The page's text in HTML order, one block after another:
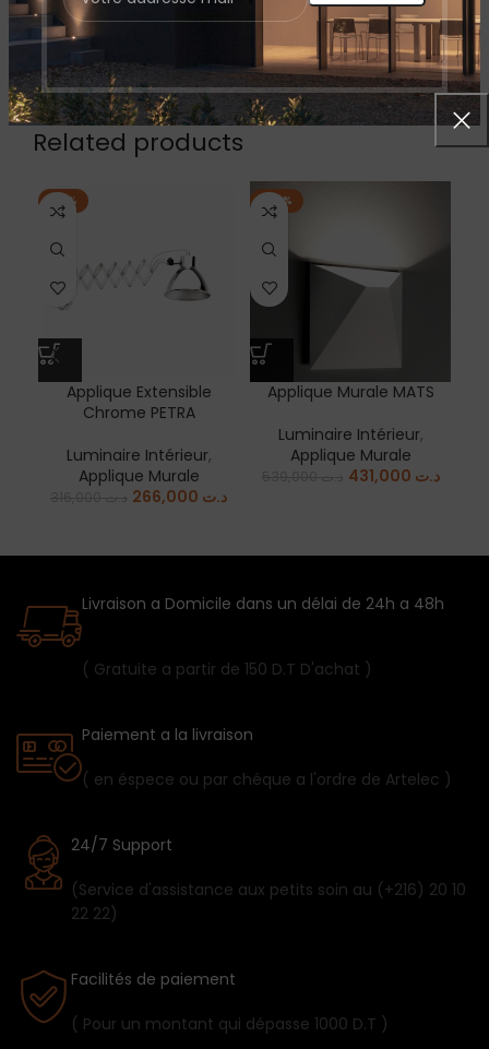
EXPÉDITION & LIVRAISON
Related products
-16%
Applique Extensible
Chrome PETRA
Luminaire Intérieur,
Applique Murale
د.ت
-20%
Applique Murale MATS
Luminaire Intérieur,
Applique Murale
د.ت
Livraison a Domicile dans un délai de 24h a 48h
( Gratuite a partir de 150 D.T D'achat )
Paiement a la livraison
( en éspece ou par chéque a l'ordre de Artelec )
24/7 Support
(Service d'assistance aux petits soin au (+216) 20 10
22 22)
Facilités de paiement
( Pour un montant qui dépasse 1000 D.T )